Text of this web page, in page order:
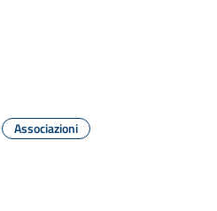
Associazioni